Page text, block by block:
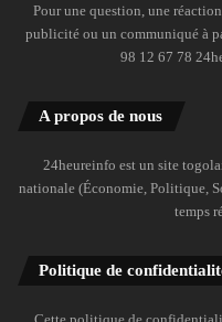
Pour une question, une
publicité ou un communiqué à
98 12 67 78
A propos de nous
24heureinfo est un site
nationale (Économie, Politique,
temps
Politique de